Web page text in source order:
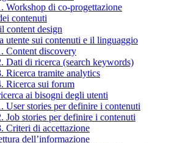
Workshop di co-progettazione
contenuti
content design
utente sui contenuti e il linguaggio
Content discovery
Dati di ricerca (search keywords)
Ricerca tramite analytics
Ricerca sui forum
ai bisogni degli utenti
User stories per definire i contenuti
Job stories per definire i contenuti
Criteri di accettazione
dell’informazione